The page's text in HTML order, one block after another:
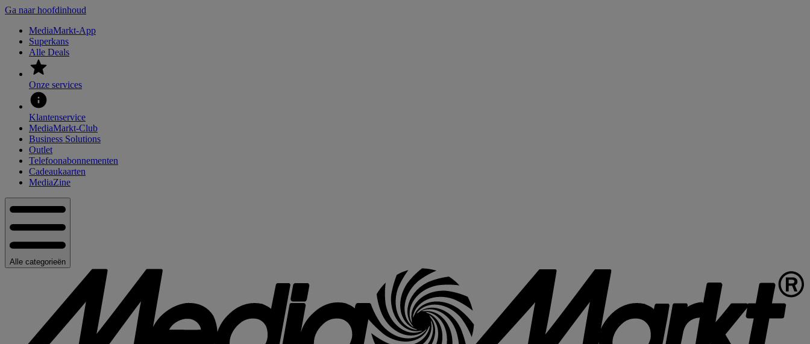
Ga naar hoofdinhoud
MediaMarkt-App
Superkans
Alle Deals
Onze services
Klantenservice
MediaMarkt-Club
Business Solutions
Outlet
Telefoonabonnementen
Cadeaukaarten
MediaZine
Alle categorieën